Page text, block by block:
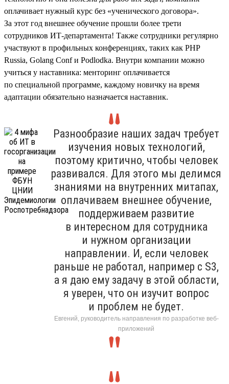
оплачивает нужный курс без «ученического договора».
За этот год внешнее обучение прошли более трети
сотрудников ИТ-департамента! Также сотрудники регулярно
участвуют в профильных конференциях, таких как PHP
Russia, Golang Conf и Podlodka. Внутри компании можно
учиться у наставника: менторинг оплачивается
по специальной программе, каждому новичку на время
адаптации обязательно назначается наставник.
Разнообразие наших задач требует
изучения новых технологий,
поэтому критично, чтобы человек
развивался. Для этого мы делимся
знаниями на внутренних митапах,
оплачиваем внешнее обучение,
поддерживаем развитие
в интересном для сотрудника
и нужном организации
направлении. И, если человек
раньше не работал, например с S3,
а я даю ему задачу в этой области,
я уверен, что он изучит вопрос
и проблем не будет.
Евгений, руководитель направления по разработке веб-
приложений